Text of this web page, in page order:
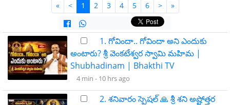
« < 1 2 3 4 5 6 > »
1. గోవిందా.. గోవిందా అని ఎందుకు
అంటారు? శ్రీ వెంకటేశ్వర స్వామి మహిమ |
Shubhadinam | Bhakthi TV
4 min - 10 hrs ago
2. శనివారం స్పెషల్ 🙏 శ్రీ శని అష్టోత్తర